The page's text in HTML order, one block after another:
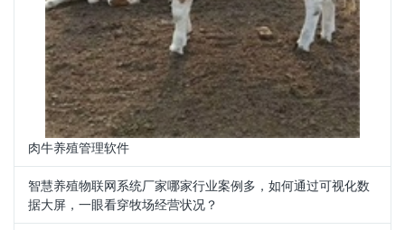
肉牛养殖管理软件
智慧养殖物联网系统厂家哪家行业案例多，如何通过可视化数
据大屏，一眼看穿牧场经营状况？